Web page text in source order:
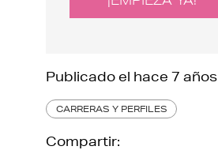
Publicado el hace 7 años
CARRERAS Y PERFILES
Compartir: